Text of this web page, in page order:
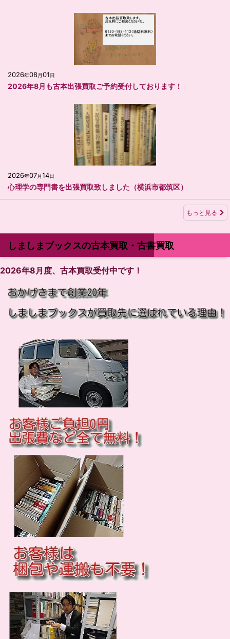
2026年08月01日
2026年8月も古本出張買取ご予約受付しております！
2026年07月14日
心理学の専門書を出張買取致しました（横浜市都筑区）
もっと見る
しましまブックスの古本買取・古書買取
2026年8 月度、古本買取受付中です！